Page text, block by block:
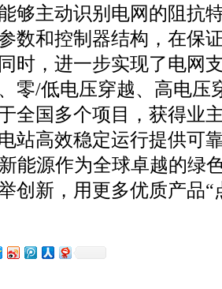
够主动识别电网的阻抗
数和控制器结构，在保
时，进一步实现了电网
零/低电压穿越、高电压
全国多个项目，获得业
站高效稳定运行提供可
能源作为全球卓越的绿
创新，用更多优质产品“